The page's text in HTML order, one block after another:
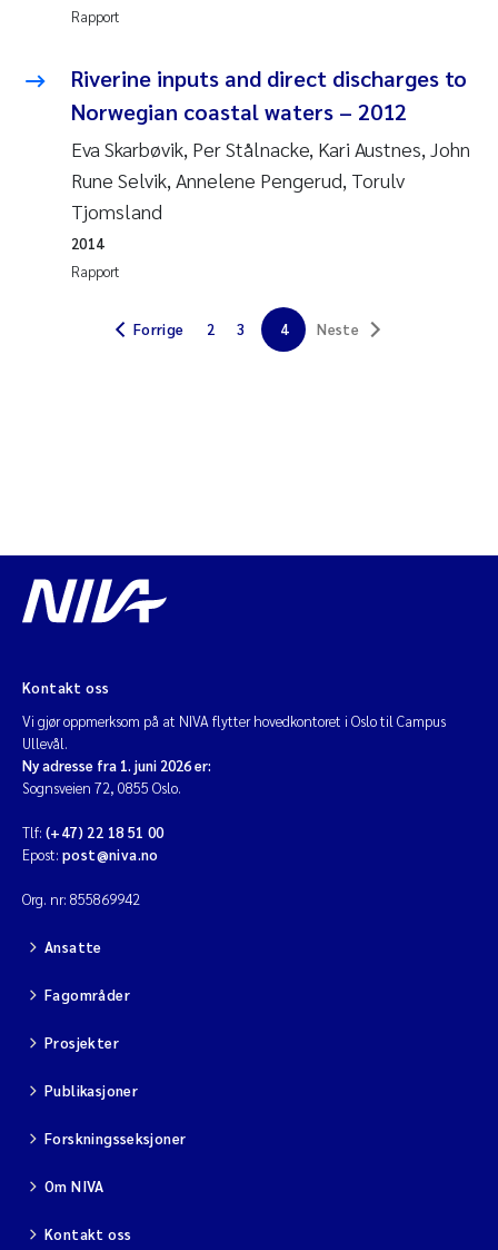
Jonny Beyer
Nathalie Marquesin-Risbakk
Synne Authén Andresen
Sophie Mentzel
Elisabeth Lie
Jan-Erik Thrane
Jens Vedal
Louise Valestrand
Peter Stig Hansen
Jannicke Moe
Ana Catarina Almeida
Rapport
Riverine inputs and direct discharges to
Norwegian coastal waters – 2012
Eva Skarbøvik, Per Stålnacke, Kari Austnes, John
Rune Selvik, Annelene Pengerud, Torulv
Tjomsland
Rapport
2014
Forrige 2 3 4 Neste
Kontakt oss
Vi gjør oppmerksom på at NIVA flytter hovedkontoret i Oslo til Campus
Ullevål.
Ny adresse fra 1. juni 2026 er:
Sognsveien 72, 0855 Oslo.
Tlf: (+47) 22 18 51 00
Epost: post@niva.no
Org. nr: 855869942
Ansatte
Fagområder
Prosjekter
Publikasjoner
Forskningsseksjoner
Om NIVA
Kontakt oss